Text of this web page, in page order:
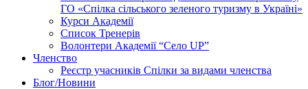
ГО «Спілка сільського зеленого туризму в Україні»
Курси Академії
Список Тренерів
Волонтери Академії “Село UP”
Членство
Реєстр учасників Спілки за видами членства
Блог/Новини